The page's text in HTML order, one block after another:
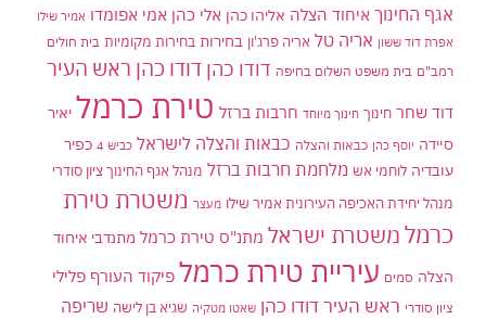
אגף החינוך איחוד הצלה אליהו כהן אלי כהן אמי אפומדו אמיר שילו
אפרת דוד ששון אריה טל אריה פרג'ון בחירות בחירות מקומיות בית חולים
רמב"ם בית משפט השלום בחיפה דודו כהן דודו כהן ראש העיר
דוד שחר חינוך חינוך מיוחד חרבות ברזל טירת כרמל יאיר
סיידה יוסף כהן כבאות והצלה כבאות והצלה לישראל כביש 4
כפיר
עובדיה לוחמי אש מלחמת חרבות ברזל מנהל אגף החינוך ציון סודרי
מנהל יחידת האכיפה העירונית אמיר שילו מעצר משטרת טירת
כרמלמשטרת ישראל מתנ"ס טירת כרמל מתנדבי איחוד
הצלה סמים עיריית טירת כרמל פיקוד העורף פלילי
ציון סודרי ראש העיר דודו כהן שאטו מטקיה שגיא בן לישה שריפה